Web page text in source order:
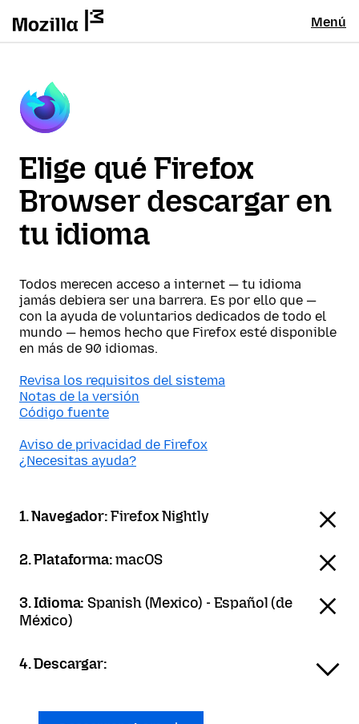
Menú
Elige qué Firefox
Browser descargar en
tu idioma
Todos merecen acceso a internet — tu idioma
jamás debiera ser una barrera. Es por ello que —
con la ayuda de voluntarios dedicados de todo el
mundo — hemos hecho que Firefox esté disponible
en más de 90 idiomas.
Revisa los requisitos del sistema
Notas de la versión
Código fuente
Aviso de privacidad de Firefox
¿Necesitas ayuda?
1. Navegador:Firefox Nightly
2. Plataforma:macOS
3. Idioma: Spanish (Mexico) - Español (de
México)
4. Descargar: